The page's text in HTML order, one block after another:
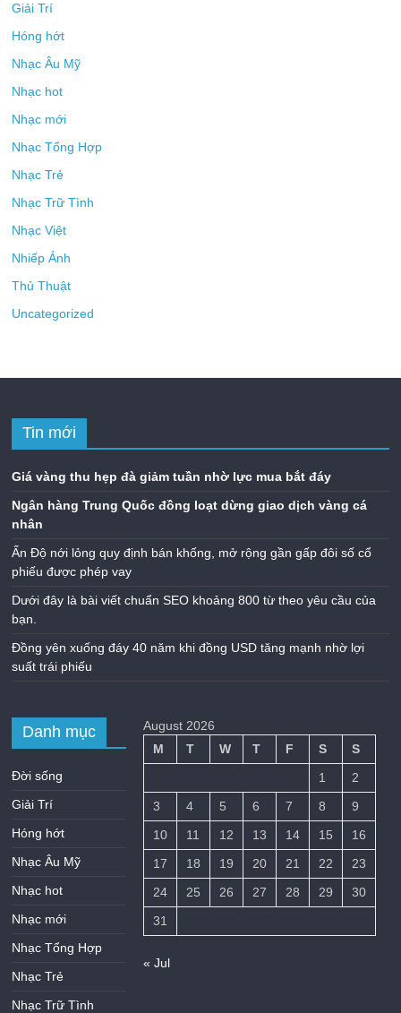
Giải Trí
Hóng hớt
Nhạc Âu Mỹ
Nhạc hot
Nhạc mới
Nhạc Tổng Hợp
Nhạc Trẻ
Nhạc Trữ Tình
Nhạc Việt
Nhiếp Ảnh
Thủ Thuật
Uncategorized
Tin mới
Giá vàng thu hẹp đà giảm tuần nhờ lực mua bắt đáy
Ngân hàng Trung Quốc đồng loạt dừng giao dịch vàng cá
nhân
Ấn Độ nới lỏng quy định bán khống, mở rộng gần gấp đôi số cổ
phiếu được phép vay
Dưới đây là bài viết chuẩn SEO khoảng 800 từ theo yêu cầu của
bạn.
Đồng yên xuống đáy 40 năm khi đồng USD tăng mạnh nhờ lợi
suất trái phiếu
Danh mục
Đời sống
Giải Trí
Hóng hớt
Nhạc Âu Mỹ
Nhạc hot
Nhạc mới
Nhạc Tổng Hợp
Nhạc Trẻ
Nhạc Trữ Tình
August 2026
M
T W T F S
S
1
2
3
4 5 6 7 8
9
10
11 12 13 14 15
16
17
18 19 20 21 22
23
24
25 26 27 28 29
30
31
« Jul